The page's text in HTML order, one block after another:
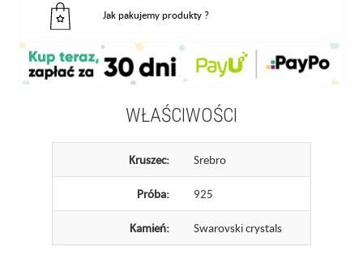
Jak pakujemy produkty ?
WŁAŚCIWOŚCI
Kruszec: Srebro
Próba: 925
Kamień: Swarovski crystals